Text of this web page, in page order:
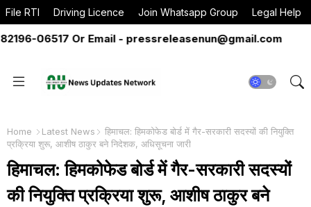
File RTI Driving Licence Join Whatsapp Group Legal Help
06517 Or Email - pressreleasenun@gmail.com
Home Latest News
हिमाचल: हिमकोफेड बोर्ड में गैर-सरकारी सदस्यों की नियुक्ति
प्रक्रिया शुरू, आशीष ठाकुर बने निदेशक, अधिसूचना जारी
हिमाचल: हिमकोफेड बोर्ड में गैर-सरकारी सदस्यों
की नियुक्ति प्रक्रिया शुरू, आशीष ठाकुर बने